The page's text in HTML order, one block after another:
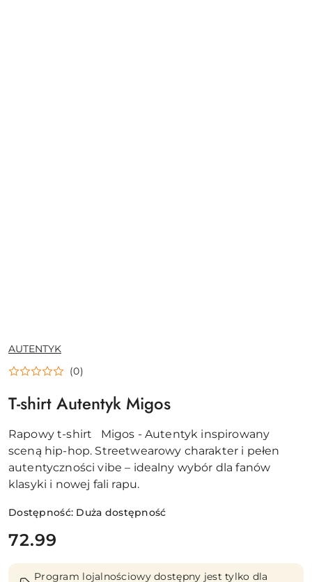
NAZWA
PRODUCENTA:
AUTENTYK
(0)
T-shirt Autentyk Migos
Rapowy t-shirt Migos - Autentyk inspirowany
sceną hip-hop. Streetwearowy charakter i pełen
autentyczności vibe – idealny wybór dla fanów
klasyki i nowej fali rapu.
Dostępność: Duża dostępność
cena:
72.99
Program lojalnościowy dostępny jest tylko dla